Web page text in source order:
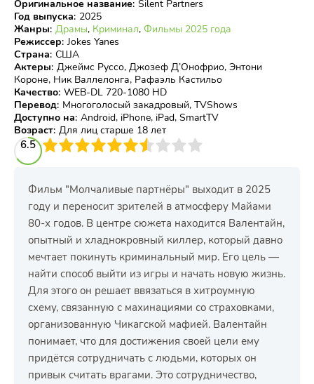
Оригинальное название: Silent Partners
Год выпуска: 2025
Жанры: Драмы, Криминал, Фильмы 2025 года
Режиссер: Jokes Yanes
Страна: США
Актеры: Джеймс Руссо, Джозеф Д’Онофрио, Энтони
Короне, Ник Валлелонга, Рафаэль Кастильо
Качество: WEB-DL 720-1080 HD
Перевод: Многоголосый закадровый, TVShows
Доступно на: Android, iPhone, iPad, SmartTV
Возраст: Для лиц старше 18 лет
6.5
4 5 6 7 8 9 10
Фильм "Молчаливые партнёры" выходит в 2025
году и переносит зрителей в атмосферу Майами
80-х годов. В центре сюжета находится Валентайн,
опытный и хладнокровный киллер, который давно
мечтает покинуть криминальный мир. Его цель —
найти способ выйти из игры и начать новую жизнь.
Для этого он решает ввязаться в хитроумную
схему, связанную с махинациями со страховками,
организованную Чикагской мафией. Валентайн
понимает, что для достижения своей цели ему
придётся сотрудничать с людьми, которых он
привык считать врагами. Это сотрудничество,